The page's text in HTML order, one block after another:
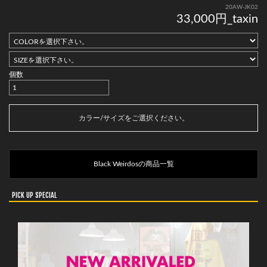
20AW-JK02
33,000円_taxin
個数
カートに入れる
カラー/サイズをご選択ください。
Black Weirdosの商品一覧
PICK UP SPECIAL